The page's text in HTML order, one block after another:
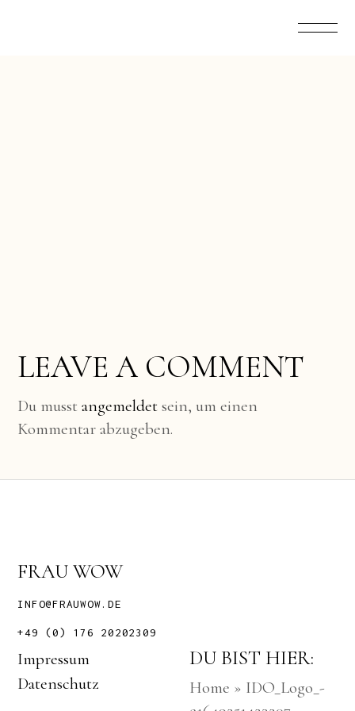
LEAVE A COMMENT
Du musstangemeldet sein, um einen
Kommentar abzugeben.
FRAU WOW
INFO@FRAUWOW.DE
+49 (0) 176 20202309
Impressum
Datenschutz
DU BIST HIER:
Home » IDO_Logo_-